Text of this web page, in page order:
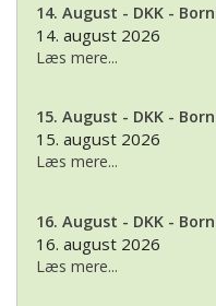
14. August - DKK -
14. august 2026
Læs mere...
15. August - DKK -
15. august 2026
Læs mere...
16. August - DKK -
16. august 2026
Læs mere...